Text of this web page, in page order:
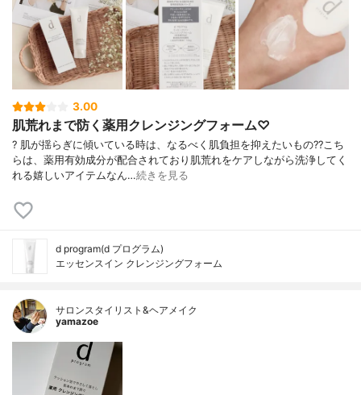
3.00
肌荒れまで防く薬用クレンジングフォーム♡
? 肌が揺らぎに傾いている時は、なるべく肌負担を抑えたいもの?? こち
らは、薬用有効成分が配合されており肌荒れをケアしながら洗浄してく
れる嬉しいアイテムなん…続きを見る
d program(d プログラム)
エッセンスイン クレンジングフォーム
サロンスタイリスト&ヘアメイク
yamazoe